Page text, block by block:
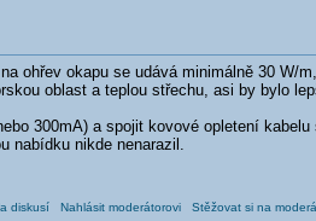
ohřev okapu se udává minimálně 30 W/
oblast a teplou střechu, asi by bylo
300mA) a spojit kovové opletení kabelu
nabídku nikde nenarazil.
diskusí Nahlásit moderátorovi Stěžovat si na